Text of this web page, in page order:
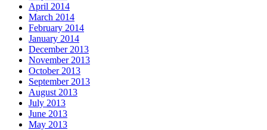
April 2014
March 2014
February 2014
January 2014
December 2013
November 2013
October 2013
September 2013
August 2013
July 2013
June 2013
May 2013